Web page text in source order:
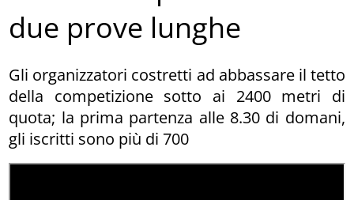
due prove lunghe
Gli organizzatori costretti ad abbassare il tetto
della competizione sotto ai 2400 metri di
quota; la prima partenza alle 8.30 di domani,
gli iscritti sono più di 700